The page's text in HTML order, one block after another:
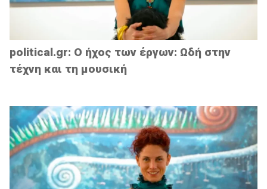
political.gr: Ο ήχος των έργων: Ωδή στην
τέχνη και τη μουσική